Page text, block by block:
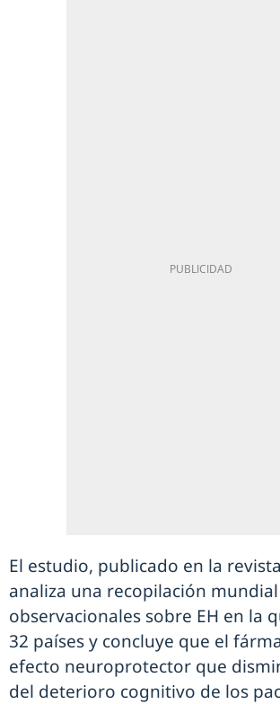
El estudio, publicado en la revista
analiza una recopilación
observacionales sobre EH en la
32 países y concluye que el
efecto neuroprotector que
del deterioro cognitivo de los